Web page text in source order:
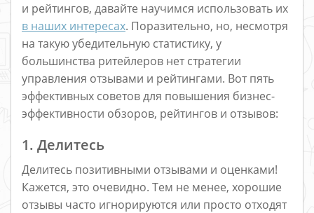
и рейтингов, давайте научимся использовать их
в наших интересах. Поразительно, но, несмотря
на такую убедительную статистику, у
большинства ритейлеров нет стратегии
управления отзывами и рейтингами. Вот пять
эффективных советов для повышения бизнес-
эффективности обзоров, рейтингов и отзывов:
1. Делитесь
Делитесь позитивными отзывами и оценками!
Кажется, это очевидно. Тем не менее, хорошие
отзывы часто игнорируются или просто отходят